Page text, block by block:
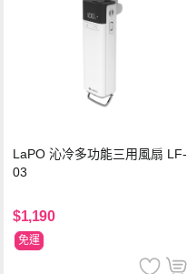
LaPO 沁冷多功能三用風扇 LF-
03
$1,190
免運